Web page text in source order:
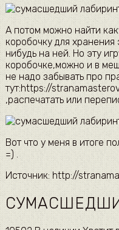
А потом можно найти
коробочку для хранения
нибудь на ней. Но эту
коробочке,можно и в
не надо забывать про
тут:https://
,распечатать или
Вот что у меня в итоге
=) .
Источник: http://